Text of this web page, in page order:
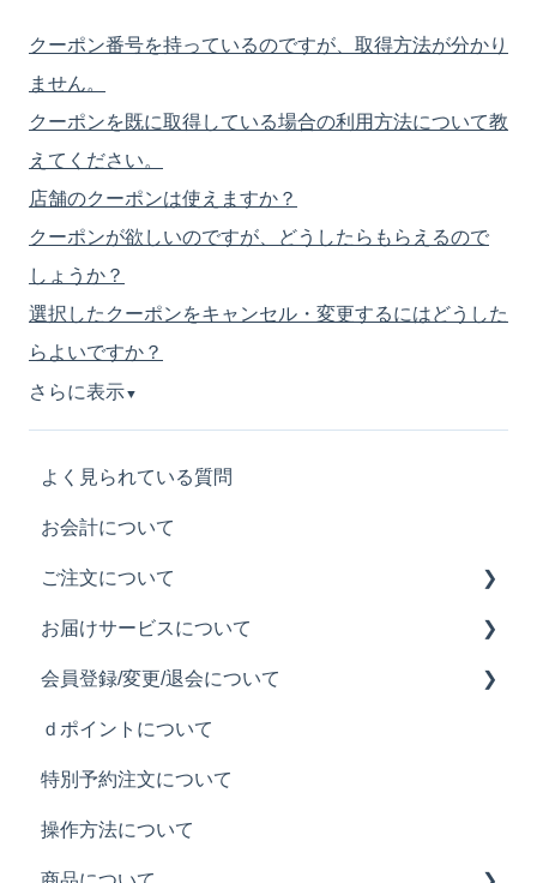
クーポン番号を持っているのですが、取得方法が分かり
ません。
クーポンを既に取得している場合の利用方法について教
えてください。
店舗のクーポンは使えますか？
クーポンが欲しいのですが、どうしたらもらえるので
しょうか？
選択したクーポンをキャンセル・変更するにはどうした
らよいですか？
さらに表示▼
よく見られている質問
お会計について
ご注文について
注文履歴について
ご注文について
注文できるメニューについて
お届けサービスについて
お届け料について
お届け可能時間について
お届け時のトラブルについて
お届け可能なエリアについて
会員登録/変更/退会について
会員登録について
メールアドレスの変更について
退会について
ｄポイントについて
特別予約注文について
操作方法について